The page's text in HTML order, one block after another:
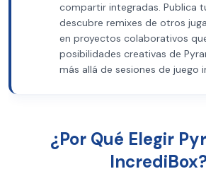
compartir integradas. Publica
descubre remixes de otros
en proyectos colaborativos
posibilidades creativas de
más allá de sesiones de juego
¿Por Qué Elegir